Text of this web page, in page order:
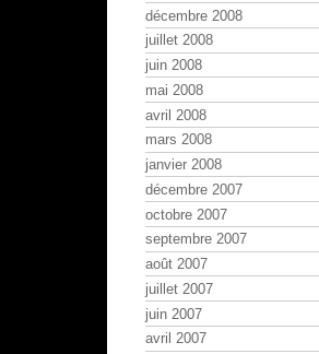
décembre 2008
juillet 2008
juin 2008
mai 2008
avril 2008
mars 2008
janvier 2008
décembre 2007
octobre 2007
septembre 2007
août 2007
juillet 2007
juin 2007
avril 2007